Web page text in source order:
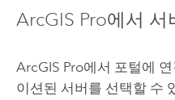
ArcGIS Pro에서 서
ArcGIS Pro에서 포털에
이션된 서버를 선택할 수